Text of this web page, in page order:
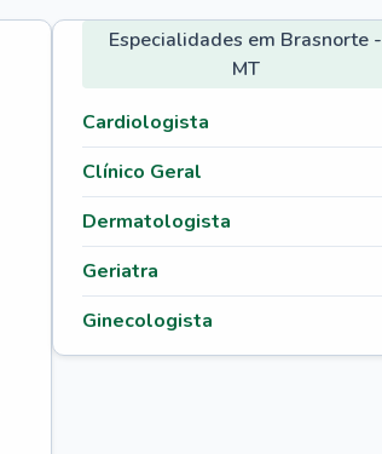
Especialidades em Brasnorte -
MT
Cardiologista
Clínico Geral
Dermatologista
Geriatra
Ginecologista